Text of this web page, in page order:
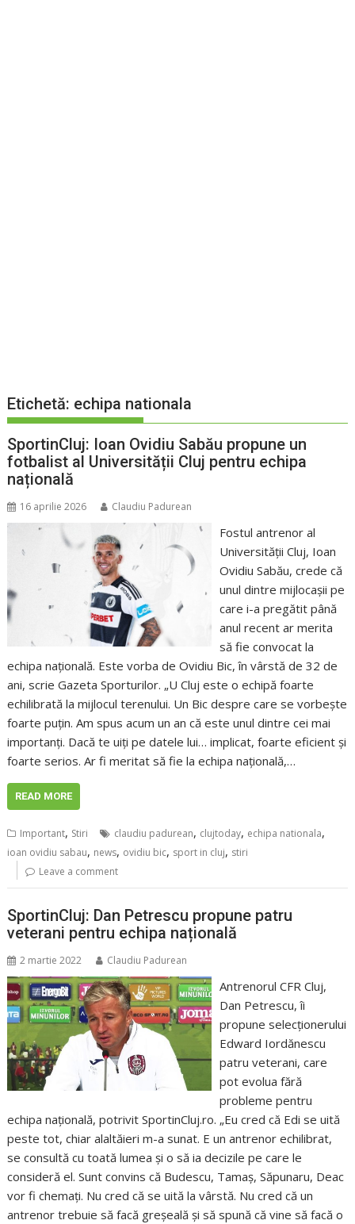
Etichetă: echipa nationala
SportinCluj: Ioan Ovidiu Sabău propune un
fotbalist al Universității Cluj pentru echipa
națională
16 aprilie 2026 Claudiu Padurean
Fostul antrenor al
Universității Cluj, Ioan
Ovidiu Sabău, crede că
unul dintre mijlocașii pe
care i-a pregătit până
anul recent ar merita
să fie convocat la
echipa națională. Este vorba de Ovidiu Bic, în vârstă de 32 de
ani, scrie Gazeta Sporturilor. „U Cluj este o echipă foarte
echilibrată la mijlocul terenului. Un Bic despre care se vorbește
foarte puțin. Am spus acum un an că este unul dintre cei mai
importanți. Dacă te uiți pe datele lui… implicat, foarte eficient și
foarte serios. Ar fi meritat să fie la echipa națională,…
READ MORE
Important, Stiri claudiu padurean, clujtoday, echipa nationala,
ioan ovidiu sabau, news, ovidiu bic, sport in cluj, stiri
Leave a comment
SportinCluj: Dan Petrescu propune patru
veterani pentru echipa națională
2 martie 2022 Claudiu Padurean
Antrenorul CFR Cluj,
Dan Petrescu, îi
propune selecționerului
Edward Iordănescu
patru veterani, care
pot evolua fără
probleme pentru
echipa națională, potrivit SportinCluj.ro. „Eu cred că Edi se uită
peste tot, chiar alaltăieri m-a sunat. E un antrenor echilibrat,
se consultă cu toată lumea și o să ia decizile pe care le
consideră el. Sunt convins că Budescu, Tamaș, Săpunaru, Deac
vor fi chemați. Nu cred că se uită la vârstă. Nu cred că un
antrenor trebuie să facă greșeală și să spună că vine să facă o